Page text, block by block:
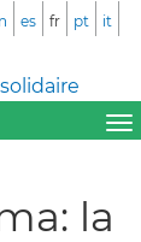
es fr pt it
la